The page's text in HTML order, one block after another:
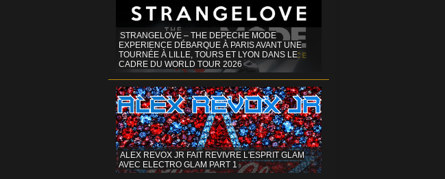
STRANGELOVE – THE DEPECHE MODE
EXPERIENCE DÉBARQUE À PARIS AVANT UNE
TOURNÉE À LILLE, TOURS ET LYON DANS LE
CADRE DU WORLD TOUR 2026
ALEX REVOX JR FAIT REVIVRE L'ESPRIT GLAM
AVEC ELECTRO GLAM PART 1